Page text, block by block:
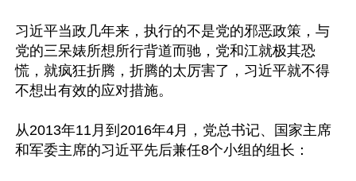
习近平当政几年来，执行的不是党的邪恶政策，与
党的三呆婊所想所行背道而驰，党和江就极其恐
慌，就疯狂折腾，折腾的太厉害了，习近平就不得
不想出有效的应对措施。
从2013年11月到2016年4月，党总书记、国家主席
和军委主席的习近平先后兼任8个小组的组长：